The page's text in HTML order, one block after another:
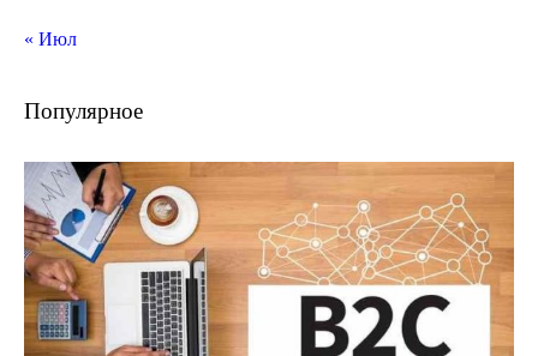
« Июл
Популярное